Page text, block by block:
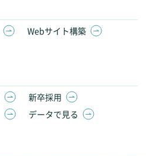
Webサイト構築
新卒採用
データで見る